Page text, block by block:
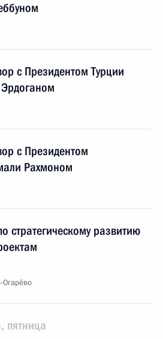
с Президентом Турции
с Президентом
Рахмоном
стратегическому развитию
Огарёво
пятница